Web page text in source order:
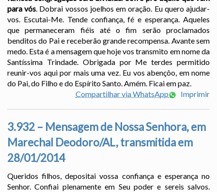
para vós. Dobrai vossos joelhos em oração. Eu quero ajudar-
vos. Escutai-Me. Tende confiança, fé e esperança. Aqueles
que permaneceram fiéis até o fim serão proclamados
benditos do Pai e receberão grande recompensa. Avante sem
medo. Esta é a mensagem que hoje vos transmito em nome da
Santíssima Trindade. Obrigada por Me terdes permitido
reunir-vos aqui por mais uma vez. Eu vos abençôo, em nome
do Pai, do Filho e do Espírito Santo. Amém. Ficai em paz.
Compartilhar via WhatsApp
Imprimir
3.932 – Mensagem de Nossa Senhora, em
Marechal Deodoro/AL, transmitida em
28/01/2014
Queridos filhos, depositai vossa confiança e esperança no
Senhor. Confiai plenamente em Seu poder e sereis salvos.